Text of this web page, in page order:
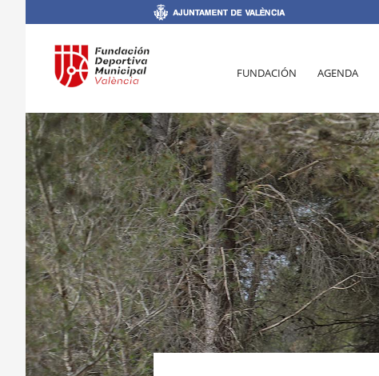
FUNDACIÓN AGENDA